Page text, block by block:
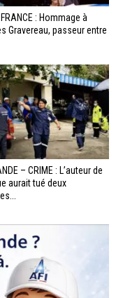
: Hommage à
Gravereau, passeur entre
– CRIME : L’auteur de
aurait tué deux